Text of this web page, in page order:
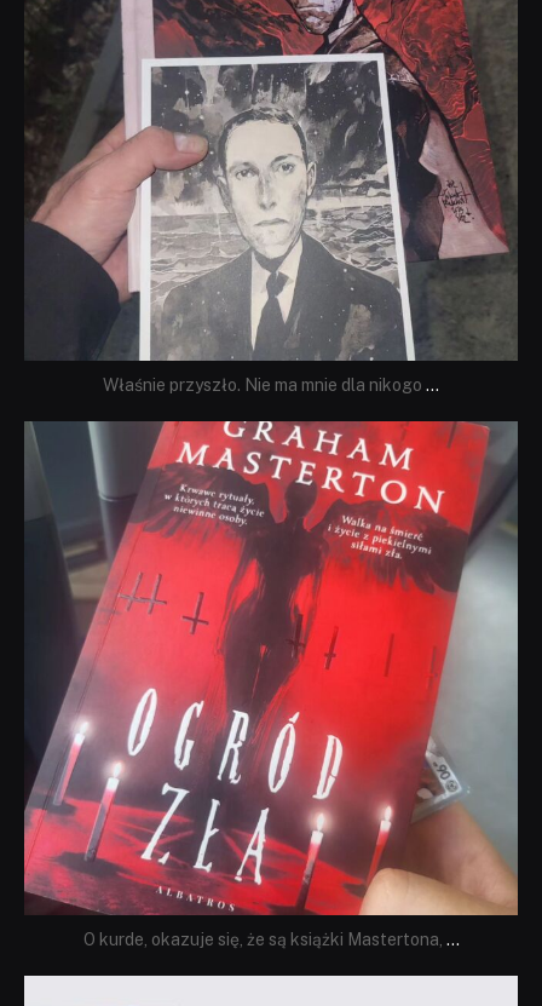
Właśnie przyszło. Nie ma mnie dla nikogo ...
dobryhorror
Sie 23
O kurde, okazuje się, że są książki Mastertona, ...